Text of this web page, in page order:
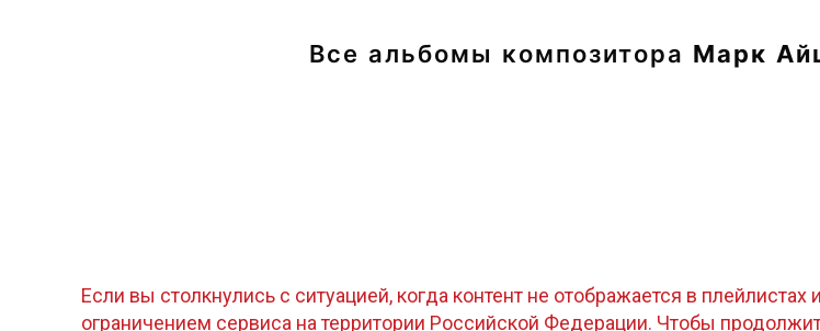
Все альбомы композитора Марк
Если вы столкнулись с ситуацией, когда контент не отображается в
ограничением сервиса на территории Российской Федерации. Чтобы